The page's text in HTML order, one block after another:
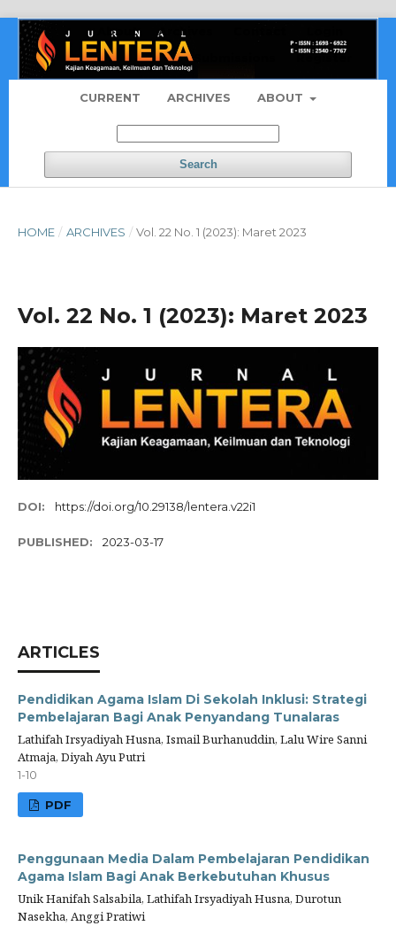
CURRENT ARCHIVES ABOUT
Search
About Archives
Register
HOME / ARCHIVES / Vol. 22 No. 1 (2023): Maret 2023
Vol. 22 No. 1 (2023): Maret 2023
DOI: https://doi.org/10.29138/lentera.v22i1
PUBLISHED: 2023-03-17
ARTICLES
Pendidikan Agama Islam Di Sekolah Inklusi: Strategi
Pembelajaran Bagi Anak Penyandang Tunalaras
Lathifah Irsyadiyah Husna, Ismail Burhanuddin, Lalu Wire Sanni
Atmaja, Diyah Ayu Putri
1-10
PDF
Penggunaan Media Dalam Pembelajaran Pendidikan
Agama Islam Bagi Anak Berkebutuhan Khusus
Unik Hanifah Salsabila, Lathifah Irsyadiyah Husna, Durotun
Nasekha, Anggi Pratiwi